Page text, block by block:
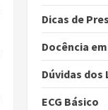
Dicas de
Docência
Dúvidas dos
ECG Básico